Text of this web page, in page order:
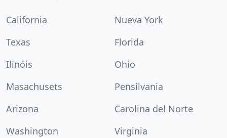
California
Nueva York
Texas
Florida
Ilinóis
Ohio
Masachusets
Pensilvania
Arizona
Carolina del Norte
Washington
Virginia